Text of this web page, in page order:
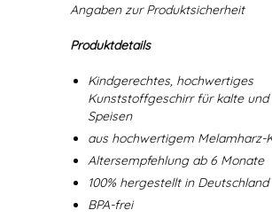
Angaben zur Produktsicherheit
Produktdetails
Kindgerechtes, hochwertiges
Kunststoffgeschirr für kalte
Speisen
aus hochwertigem Melamharz-
Altersempfehlung ab 6 Monate
100% hergestellt in Deutschland
BPA-frei